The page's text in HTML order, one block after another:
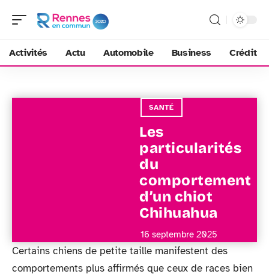
Activités Actu Automobile Business Crédit
SANTÉ
Les
particularités
du
comportement
d’un chiot
Chihuahua
16 septembre 2025
Certains chiens de petite taille manifestent des
comportements plus affirmés que ceux de races bien